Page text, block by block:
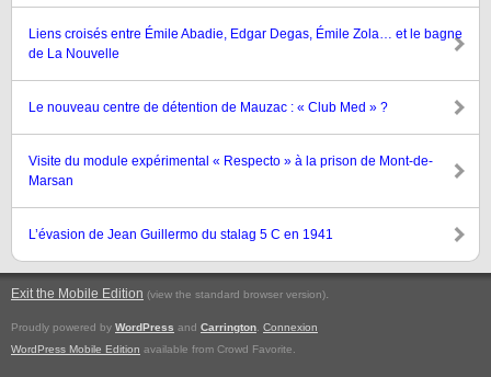
Liens croisés entre Émile Abadie, Edgar Degas, Émile Zola… et le bagne
de La Nouvelle
Le nouveau centre de détention de Mauzac : « Club Med » ?
Visite du module expérimental « Respecto » à la prison de Mont-de-
Marsan
L’évasion de Jean Guillermo du stalag 5 C en 1941
Exit the Mobile Edition (view the standard browser version).
Proudly powered by WordPress and Carrington Connexion
WordPress Mobile Edition available from Crowd Favorite.